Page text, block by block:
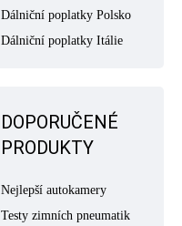
Dálniční poplatky Polsko
Dálniční poplatky Itálie
DOPORUČENÉ
PRODUKTY
Nejlepší autokamery
Testy zimních pneumatik